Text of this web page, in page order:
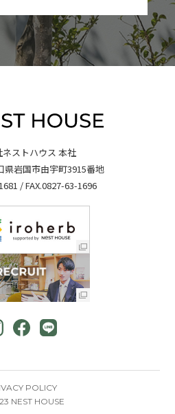
ネストハウス 本社
県岩国市由宇町3915番地
/ FAX.0827-63-1696
POLICY
NEST HOUSE